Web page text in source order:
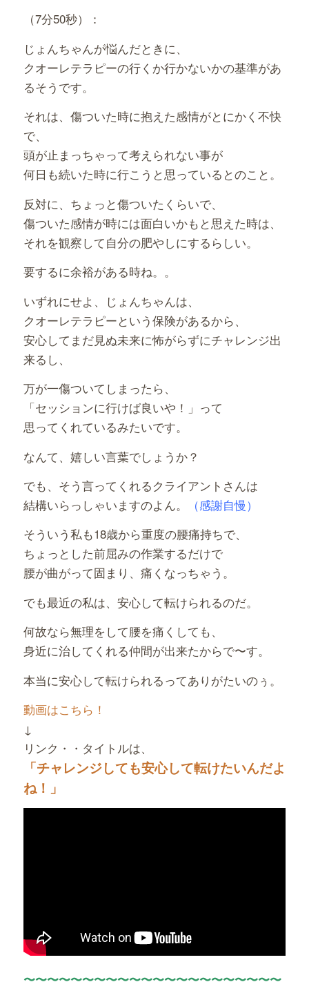
（7分50秒）：
じょんちゃんが悩んだときに、
クオーレテラピーの行くか行かないかの基準があ
るそうです。
それは、傷ついた時に抱えた感情がとにかく不快
で、
頭が止まっちゃって考えられない事が
何日も続いた時に行こうと思っているとのこと。
反対に、ちょっと傷ついたくらいで、
傷ついた感情が時には面白いかもと思えた時は、
それを観察して自分の肥やしにするらしい。
要するに余裕がある時ね。。
いずれにせよ、じょんちゃんは、
クオーレテラピーという保険があるから、
安心してまだ見ぬ未来に怖がらずにチャレンジ出
来るし、
万が一傷ついてしまったら、
「セッションに行けば良いや！」って
思ってくれているみたいです。
なんて、嬉しい言葉でしょうか？
でも、そう言ってくれるクライアントさんは
結構いらっしゃいますのよん。
（感謝自慢）
そういう私も18歳から重度の腰痛持ちで、
ちょっとした前屈みの作業するだけで
腰が曲がって固まり、痛くなっちゃう。
でも最近の私は、安心して転けられるのだ。
何故なら無理をして腰を痛くしても、
身近に治してくれる仲間が出来たからで〜す。
本当に安心して転けられるってありがたいのぅ。
動画はこちら！
↓
リンク・・タイトルは、
「チャレンジしても安心して転けたいんだよ
ね！」